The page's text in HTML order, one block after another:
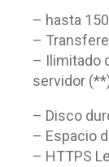
– hasta
–
– Ilimitado
servidor
– Disco
– Espacio
– HTTPS